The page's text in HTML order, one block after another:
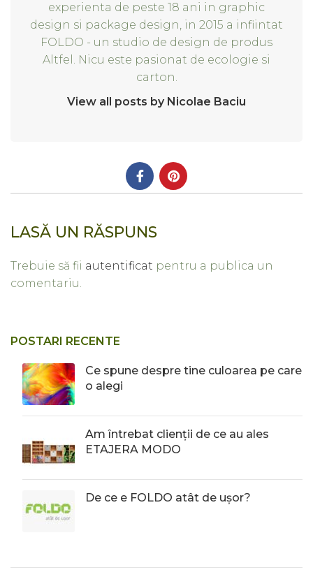
experienta de peste 18 ani in graphic
design si package design, in 2015 a infiintat
FOLDO - un studio de design de produs
Altfel. Nicu este pasionat de ecologie si
carton.
View all posts by Nicolae Baciu
LASĂ UN RĂSPUNS
Trebuie să fii autentificat pentru a publica un
comentariu.
POSTARI RECENTE
Ce spune despre tine culoarea pe care
o alegi
Am întrebat clienții de ce au ales
ETAJERA MODO
De ce e FOLDO atât de ușor?